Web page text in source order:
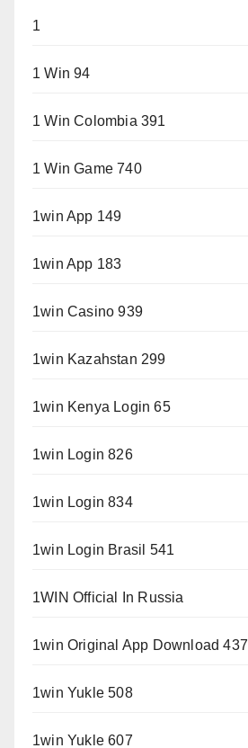
1
1 Win 94
1 Win Colombia 391
1 Win Game 740
1win App 149
1win App 183
1win Casino 939
1win Kazahstan 299
1win Kenya Login 65
1win Login 826
1win Login 834
1win Login Brasil 541
1WIN Official In Russia
1win Original App Download 437
1win Yukle 508
1win Yukle 607